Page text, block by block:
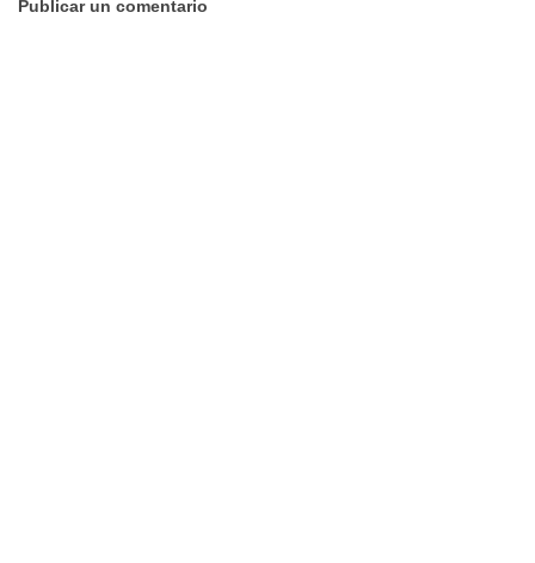
Publicar un comentario